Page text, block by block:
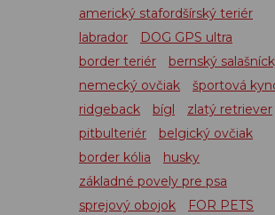
americký stafordšírský teriér
labrador
DOG GPS ultra
border teriér
bernský
nemecký ovčiak
športová
ridgeback
bígl
zlatý retriever
pitbulteriér
belgický ovčiak
border kólia
husky
základné povely pre psa
sprejový obojok
FOR PETS